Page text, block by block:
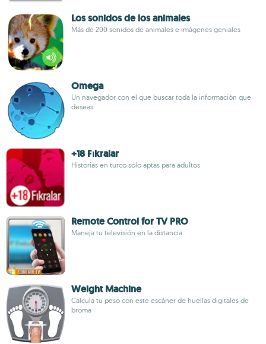
Los sonidos de los animales
Más de 200 sonidos de animales e imágenes geniales
Omega
Un navegador con el que buscar toda la información que
deseas
+18 Fıkralar
Historias en turco sólo aptas para adultos
Remote Control for TV PRO
Maneja tu televisión en la distancia
Weight Machine
Calcula tu peso con este escáner de huellas digitales de
broma